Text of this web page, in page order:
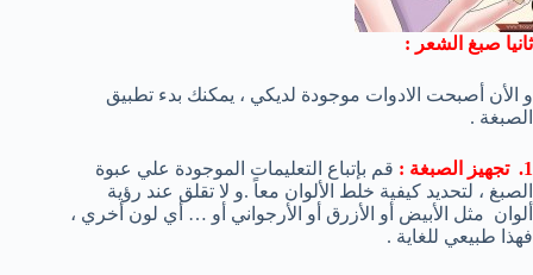
ثانيا صبغ الشعر :
و الأن أصبحت الادوات موجودة لديكي ، يمكنك بدء تطبيق
الصبغة .
1. تجهيز الصبغة :
قم بإتباع التعليمات الموجودة علي عبوة
الصبغ ، لتحديد كيفية خلط الألوان معاً .و لا تقلق عند رؤية
ألوان مثل الأبيض أو الأزرق أو الأرجواني أو … أي لون أخري ،
فهذا طبيعي للغاية .